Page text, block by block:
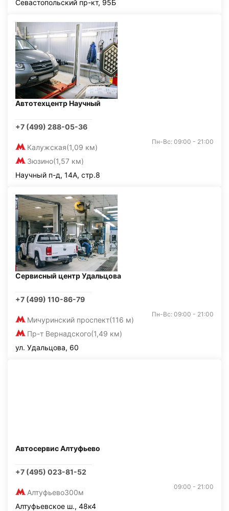
Севастопольский пр-кт, 95Б
Автотехцентр Научный
+7 (499) 288-05-36
Калужская(1,09 км)
Зюзино(1,57 км)
Пн-Вс: 09:00 - 21:00
Научный п-д, 14А, стр.8
Сервисный центр Удальцова
+7 (499) 110-86-79
Мичуринский проспект(116 м)
Пр-т Вернадского(1,49 км)
Пн-Вс: 09:00 - 21:00
ул. Удальцова, 60
Автосервис Алтуфьево
+7 (495) 023-81-52
Алтуфьево300м
09:00 - 21:00
Алтуфьевское ш., 48к4